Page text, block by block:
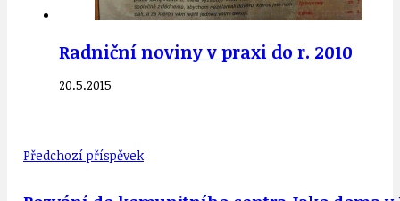
Radniční noviny v praxi do r. 2010
20.5.2015
Předchozí příspěvek